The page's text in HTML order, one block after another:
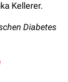
Kellerer.
Diabetes